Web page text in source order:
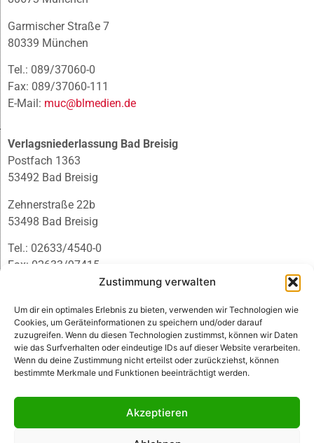
Zustimmung verwalten
Um dir ein optimales Erlebnis zu bieten, verwenden wir Technologien wie
Cookies, um Geräteinformationen zu speichern und/oder darauf
zuzugreifen. Wenn du diesen Technologien zustimmst, können wir Daten
wie das Surfverhalten oder eindeutige IDs auf dieser Website verarbeiten.
Wenn du deine Zustimmung nicht erteilst oder zurückziehst, können
bestimmte Merkmale und Funktionen beeinträchtigt werden.
Akzeptieren
Garmischer Straße 7
80339 München
Tel.: 089/37060-0
Fax: 089/37060-111
E-Mail: muc@blmedien.de
Verlagsniederlassung Bad Breisig
Postfach 1363
53492 Bad Breisig
Zehnerstraße 22b
53498 Bad Breisig
Tel.: 02633/4540-0
Fax: 02633/97415
infobb@blmedien.de